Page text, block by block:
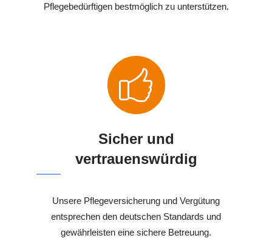
Pflegebedürftigen bestmöglich zu unterstützen.
Sicher und
vertrauenswürdig
Unsere Pflegeversicherung und Vergütung
entsprechen den deutschen Standards und
gewährleisten eine sichere Betreuung.